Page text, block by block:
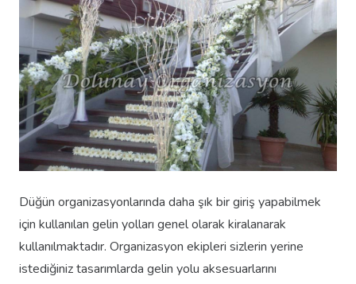
Düğün organizasyonlarında daha şık bir giriş yapabilmek
için kullanılan gelin yolları genel olarak kiralanarak
kullanılmaktadır. Organizasyon ekipleri sizlerin yerine
istediğiniz tasarımlarda gelin yolu aksesuarlarını